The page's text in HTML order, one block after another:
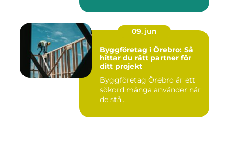
09. jun
Byggföretag i Örebro: Så
hittar du rätt partner för
ditt projekt
Byggföretag Örebro är ett
sökord många använder när
de stå...